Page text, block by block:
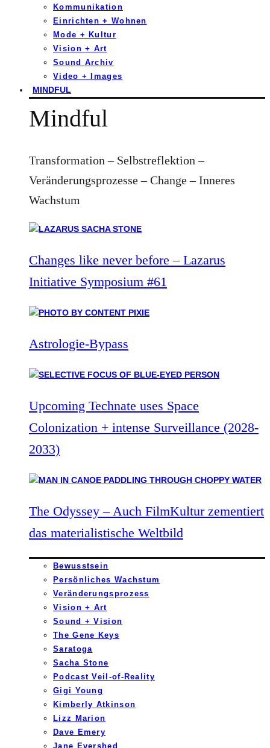
Kommunikation
Einrichten + Wohnen
Mode + Kultur
Vision + Art
Sound Archiv
Video + Images
MINDFUL
Mindful
Transformation – Selbstreflektion –
Veränderungsprozesse – Change – Inneres
Wachstum
Changes like never before – Lazarus
Initiative Symposium #61
Astrologie-Bypass
Upcoming Technate uses Space
Colonization + intense Surveillance (2028-
2033)
The Odyssey – Auch FilmKultur zementiert
das materialistische Weltbild
Bewusstsein
Persönliches Wachstum
Veränderungsprozess
Vision + Art
Sound + Vision
The Gene Keys
Saratoga
Sacha Stone
Podcast Veil-of-Reality
Gigi Young
Kimberly Atkinson
Lizz Marion
Dave Emery
Jane Evershed